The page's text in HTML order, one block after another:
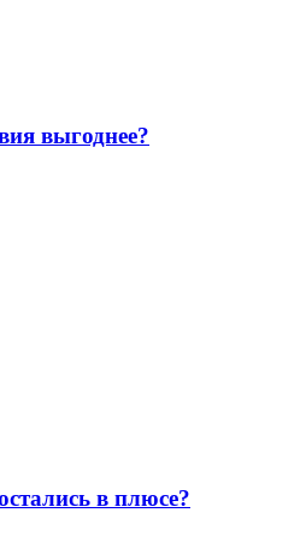
выгоднее?
в плюсе?